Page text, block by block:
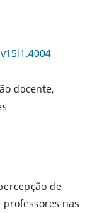
docente,
de
nas